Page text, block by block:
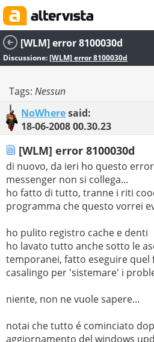
[WLM] error 8100030d
Discussione:[WLM] error 8100030d
Tags: Nessun
NoWheresaid:
18-06-200800.30.23
[WLM] error 8100030d
di nuovo, da ieri ho questo
messenger non si collega...
ho fatto di tutto, tranne i riti
programma che questo vorrei
ho pulito registro cache e denti
ho lavato tutto anche sotto le
temporanei, fatto eseguire
casalingo per 'sistemare' i
niente, non ne vuole sapere...
notai che tutto é cominciato
aggiornamento del windows